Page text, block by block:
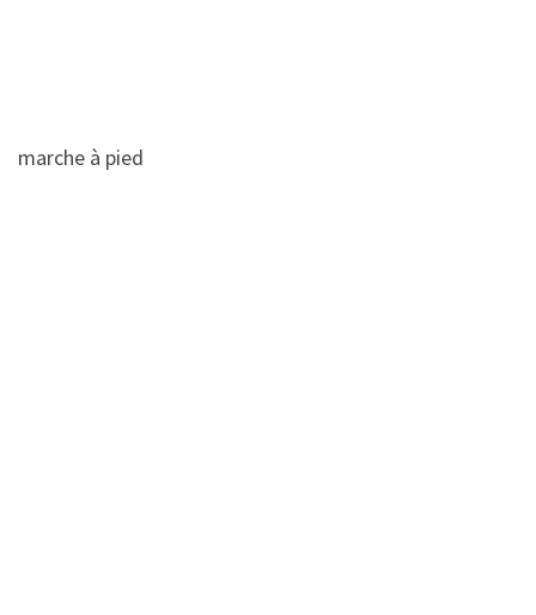
marche à pied